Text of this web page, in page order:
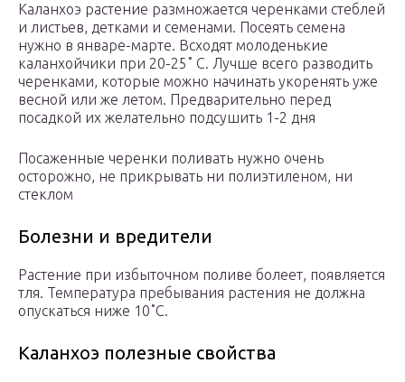
Каланхоэ растение размножается черенками стеблей
и листьев, детками и семенами. Посеять семена
нужно в январе-марте. Всходят молоденькие
каланхойчики при 20-25˚ С. Лучше всего разводить
черенками, которые можно начинать укоренять уже
весной или же летом. Предварительно перед
посадкой их желательно подсушить 1-2 дня
Посаженные черенки поливать нужно очень
осторожно, не прикрывать ни полиэтиленом, ни
стеклом
Болезни и вредители
Растение при избыточном поливе болеет, появляется
тля. Температура пребывания растения не должна
опускаться ниже 10˚С.
Каланхоэ полезные свойства